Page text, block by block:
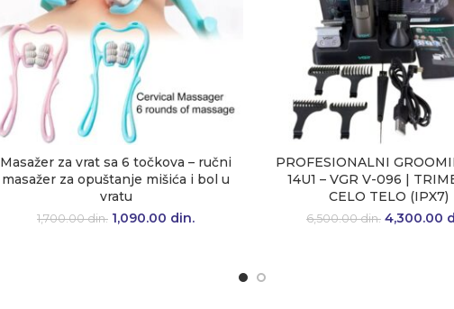
Masažer za vrat sa 6 točkova – ručni
masažer za opuštanje mišića i bol u
vratu
1,700.00din.
Originalna cena je
1,090.00 din.
PROFESIONALNI
14U1 – VGR V-096 |
CELO TELO (IPX7)
6,500.00din. 4,300.00